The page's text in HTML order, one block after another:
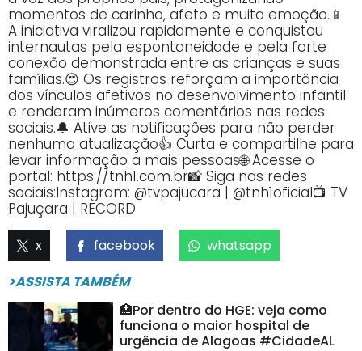
momentos de carinho, afeto e muita emoção.📱
A iniciativa viralizou rapidamente e conquistou
internautas pela espontaneidade e pela forte
conexão demonstrada entre as crianças e suas
famílias.😍 Os registros reforçam a importância
dos vínculos afetivos no desenvolvimento infantil
e renderam inúmeros comentários nas redes
sociais.🔔 Ative as notificações para não perder
nenhuma atualização👍 Curta e compartilhe para
levar informação a mais pessoas🌐 Acesse o
portal: https://tnh1.com.br📸 Siga nas redes
sociais:Instagram: @tvpajucara | @tnh1oficial📺 TV
Pajuçara | RECORD
x facebook
whatsapp
>ASSISTA TAMBÉM
🏥Por dentro do HGE: veja como
funciona o maior hospital de
urgência de Alagoas #CidadeAL